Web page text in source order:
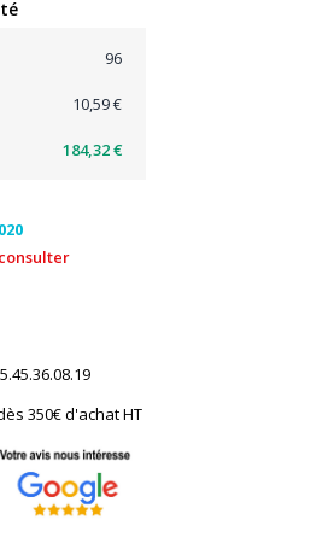
96
10,59 €
184,32 €
350€ d'achat​ HT